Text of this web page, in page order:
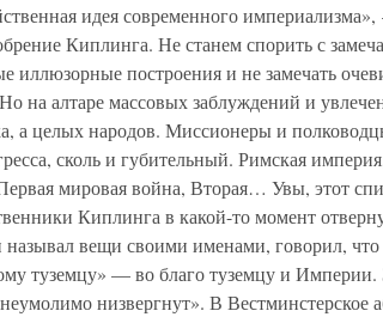
идея современного
Киплинга. Не станем спорить с
иллюзорные построения и не замечать
на алтаре массовых заблуждений и
а целых народов. Миссионеры и
сколь и губительный. Римская
мировая война, Вторая… Увы, этот
Киплинга в какой-то момент
называл вещи своими именами, говорил,
туземцу» — во благо туземцу и Империи.
низвергнут». В Вестминстерское